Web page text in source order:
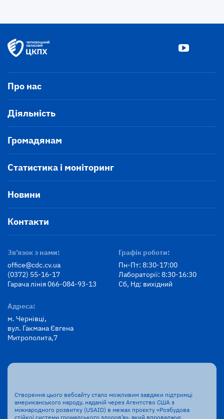
Про нас
Діяльність
Громадянам
Статистика і моніторинг
Новини
Контакти
Зв’язок з нами:
office@cdc.cv.ua
(0372) 55-16-17
Гарача лінія 066-084-93-13
Графік роботи:
Пн-Пт: 8:30-17:00
Лабораторії: 8:30-16:30
Сб, Нд: вихідний
Адреса:
м. Чернівці,
вул. Гакмана Євгена
Митрополита,7
Створення цього вебсайту стало можливим завдяки підтримці
американського народу, наданій через Агентство США з
міжнародного розвитку (USAID) в межах проєкту «Розбудова
стійкої системи громадського здоров’я», який впроваджує